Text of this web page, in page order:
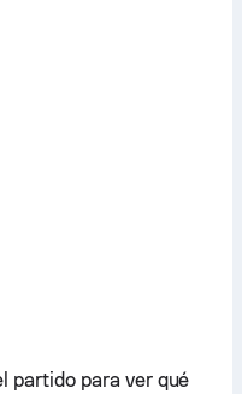
partido para ver qué